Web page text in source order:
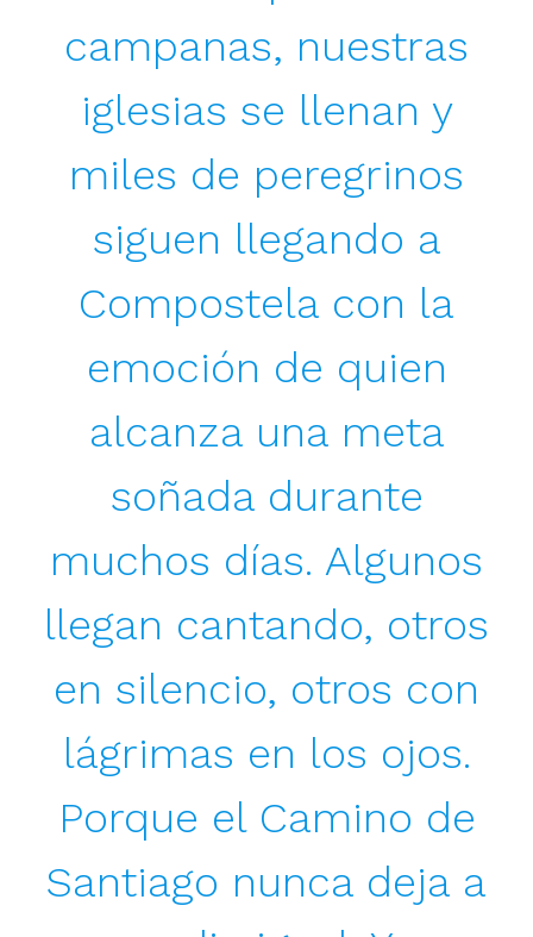
campanas, nuestras
iglesias se llenan y
miles de peregrinos
siguen llegando a
Compostela con la
emoción de quien
alcanza una meta
soñada durante
muchos días. Algunos
llegan cantando, otros
en silencio, otros con
lágrimas en los ojos.
Porque el Camino de
Santiago nunca deja a